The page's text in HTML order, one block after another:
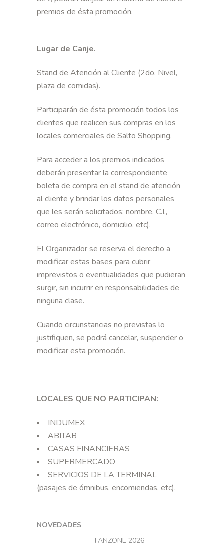
premios de ésta promoción.
Lugar de Canje.
Stand de Atención al Cliente (2do. Nivel,
plaza de comidas).
Participarán de ésta promoción todos los
clientes que realicen sus compras en los
locales comerciales de Salto Shopping.
Para acceder a los premios indicados
deberán presentar la correspondiente
boleta de compra en el stand de atención
al cliente y brindar los datos personales
que les serán solicitados: nombre, C.I.,
correo electrónico, domicilio, etc).
El Organizador se reserva el derecho a
modificar estas bases para cubrir
imprevistos o eventualidades que pudieran
surgir, sin incurrir en responsabilidades de
ninguna clase.
Cuando circunstancias no previstas lo
justifiquen, se podrá cancelar, suspender o
modificar esta promoción.
LOCALES QUE NO PARTICIPAN:
INDUMEX
ABITAB
CASAS FINANCIERAS
SUPERMERCADO
SERVICIOS DE LA TERMINAL
(pasajes de ómnibus, encomiendas, etc).
NOVEDADES
FANZONE 2026